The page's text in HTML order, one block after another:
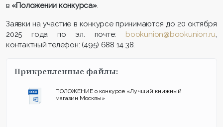
в «Положении конкурса».
Заявки на участие в конкурсе принимаются до 20 октября
2025 года по эл. почте: bookunion@bookunion.ru,
контактный телефон: (495) 688 14 38.
Прикрепленные файлы:
ПОЛОЖЕНИЕ о конкурсе «Лучший книжный
магазин Москвы»